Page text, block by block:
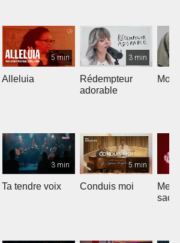
5 min
Alleluia
3 min
Rédempteur
adorable
Mon
3 min
Ta tendre voix
5 min
Conduis moi